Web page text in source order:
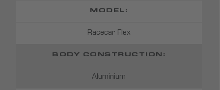
MODEL:
Racecar Flex
BODY CONSTRUCTION:
Aluminium